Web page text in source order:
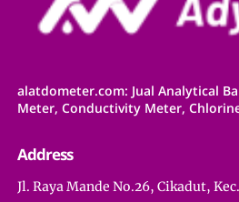
alatdometer.com: Jual Analytical
Meter, Conductivity Meter,
Address
Jl. Raya Mande No.26, Cikadut,